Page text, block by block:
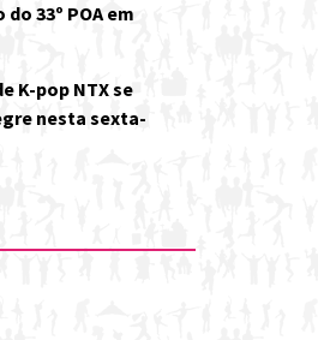
33º POA em
K-pop NTX se
nesta sexta-